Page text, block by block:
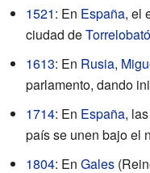
1521: En España, el
ciudad de
1613: En Rusia,
parlamento, dando
1714: En España,
país se unen bajo el
1804: En Gales